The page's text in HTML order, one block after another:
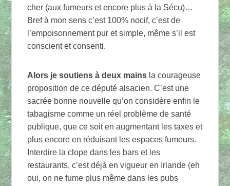
cher (aux fumeurs et encore plus à la Sécu)…
Bref à mon sens c’est 100% nocif, c’est de
l’empoisonnement pur et simple, même s’il est
conscient et consenti.
Alors je soutiens à deux mains la courageuse
proposition de ce député alsacien. C’est une
sacrée bonne nouvelle qu’on considère enfin le
tabagisme comme un réel problème de santé
publique, que ce soit en augmentant les taxes et
plus encore en réduisant les espaces fumeurs.
Interdire la clope dans les bars et les
restaurants, c’est déjà en vigueur en Irlande (eh
oui, on ne fume plus même dans les pubs